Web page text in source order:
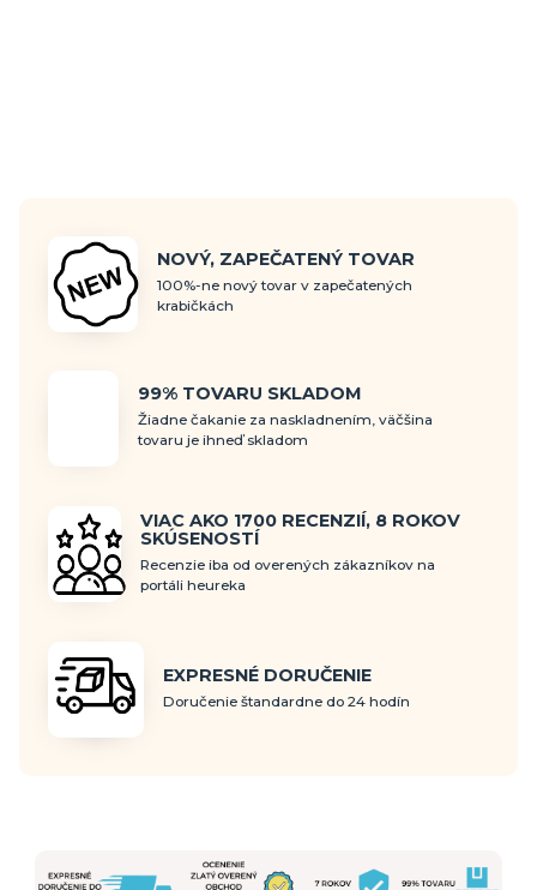
NOVÝ, ZAPEČATENÝ TOVAR
100%-ne nový tovar v zapečatených
krabičkách
99% TOVARU SKLADOM
Žiadne čakanie za naskladnením, väčšina
tovaru je ihneď skladom
VIAC AKO 1700 RECENZIÍ, 8 ROKOV
SKÚSENOSTÍ
Recenzie iba od overených zákazníkov na
portáli heureka
EXPRESNÉ DORUČENIE
Doručenie štandardne do 24 hodín